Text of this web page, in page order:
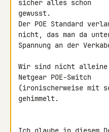
sicher alles schon
gewusst.
Der POE Standard
nicht, das man da
Spannung an der
Wir sind nicht
Netgear POE-Switch
(ironischerweise mit
gehimmelt.